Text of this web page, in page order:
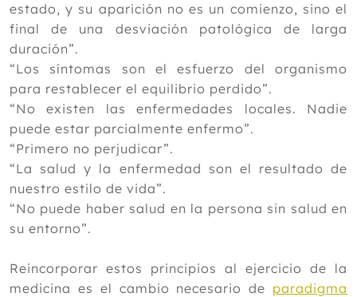
estado, y su aparición no es un comienzo, sino el
final de una desviación patológica de larga
duración”.
“Los síntomas son el esfuerzo del organismo
para restablecer el equilibrio perdido”.
“No existen las enfermedades locales. Nadie
puede estar parcialmente enfermo”.
“Primero no perjudicar”.
“La salud y la enfermedad son el resultado de
nuestro estilo de vida”.
“No puede haber salud en la persona sin salud en
su entorno”.
Reincorporar estos principios al ejercicio de la
medicina es el cambio necesario de paradigma